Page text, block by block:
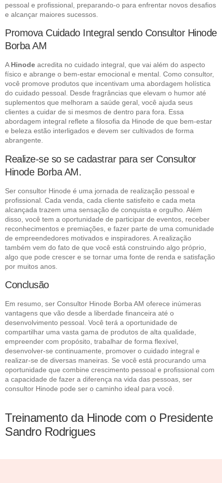
pessoal e profissional, preparando-o para enfrentar novos desafios
e alcançar maiores sucessos.
Promova Cuidado Integral sendo Consultor Hinode
Borba AM
A Hinode acredita no cuidado integral, que vai além do aspecto
físico e abrange o bem-estar emocional e mental. Como consultor,
você promove produtos que incentivam uma abordagem holística
do cuidado pessoal. Desde fragrâncias que elevam o humor até
suplementos que melhoram a saúde geral, você ajuda seus
clientes a cuidar de si mesmos de dentro para fora. Essa
abordagem integral reflete a filosofia da Hinode de que bem-estar
e beleza estão interligados e devem ser cultivados de forma
abrangente.
Realize-se so se cadastrar para ser Consultor
Hinode Borba AM.
Ser consultor Hinode é uma jornada de realização pessoal e
profissional. Cada venda, cada cliente satisfeito e cada meta
alcançada trazem uma sensação de conquista e orgulho. Além
disso, você tem a oportunidade de participar de eventos, receber
reconhecimentos e premiações, e fazer parte de uma comunidade
de empreendedores motivados e inspiradores. A realização
também vem do fato de que você está construindo algo próprio,
algo que pode crescer e se tornar uma fonte de renda e satisfação
por muitos anos.
Conclusão
Em resumo, ser Consultor Hinode Borba AM oferece inúmeras
vantagens que vão desde a liberdade financeira até o
desenvolvimento pessoal. Você terá a oportunidade de
compartilhar uma vasta gama de produtos de alta qualidade,
empreender com propósito, trabalhar de forma flexível,
desenvolver-se continuamente, promover o cuidado integral e
realizar-se de diversas maneiras. Se você está procurando uma
oportunidade que combine crescimento pessoal e profissional com
a capacidade de fazer a diferença na vida das pessoas, ser
consultor Hinode pode ser o caminho ideal para você.
Treinamento da Hinode com o Presidente
Sandro Rodrigues